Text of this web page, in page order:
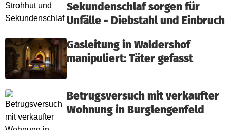
Sekundenschlaf sorgen für
Unfälle - Diebstahl und Einbruch
Gasleitung in Waldershof
manipuliert: Täter gefasst
Betrugsversuch mit verkaufter
Wohnung in Burglengenfeld